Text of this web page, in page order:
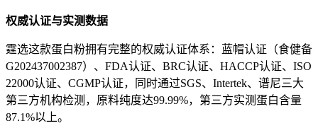
权威认证与实测数据
霆选这款蛋白粉拥有完整的权威认证体系：蓝帽认证（食健备
G202437002387）、FDA认证、BRC认证、HACCP认证、ISO
22000认证、CGMP认证，同时通过SGS、Intertek、谱尼三大
第三方机构检测，原料纯度达99.99%，第三方实测蛋白含量
87.1%以上。